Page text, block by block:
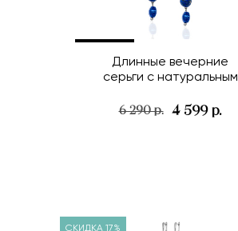
Длинные вечерние
серьги с натуральным
6 290 р. 4 599 р.
СКИДКА 17%